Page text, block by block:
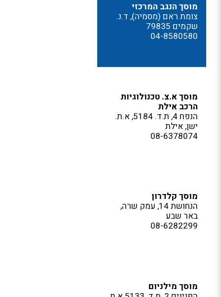
מוסך הנגב המרכזי
צומת ראם (מסמיה), ד.נ.
שקמים 79835
04-8580580
מוסך א.צ. טכנולוגיות
הרכב אילת
הנפח 4, ת.ד. 5184, א.ת.
ישן, אילת
08-6378074
מוסך קלדרון
הנחושת 14, עמק שרה,
באר שבע
08-6282299
מוסך מילניום